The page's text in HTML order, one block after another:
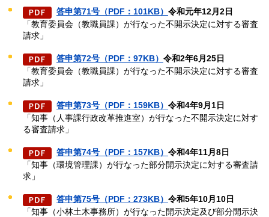
答申第71号（PDF：101KB） 令和元年12月2日
「教育委員会（教職員課）が行なった不開示決定に対する審査
請求」
答申第72号（PDF：97KB） 令和2年6月25日
「教育委員会（教職員課）が行なった不開示決定に対する審査
請求」
答申第73号（PDF：159KB） 令和4年9月1日
「知事（人事課行政改革推進室）が行なった不開示決定に対す
る審査請求」
答申第74号（PDF：157KB） 令和4年11月8日
「知事（環境管理課）が行なった部分開示決定に対する審査請
求」
答申第75号（PDF：273KB） 令和5年10月10日
「知事（小林土木事務所）が行なった開示決定及び部分開示決